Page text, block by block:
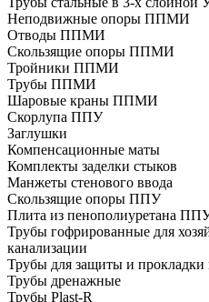
Неподвижные опоры ППМИ
Отводы ППМИ
Скользящие опоры ППМИ
Тройники ППМИ
Трубы ППМИ
Шаровые краны ППМИ
Скорлупа ППУ
Заглушки
Компенсационные маты
Комплекты заделки стыков
Манжеты стенового ввода
Скользящие опоры ППУ
Плита из пенополиуретана
Трубы гофрированные для
канализации
Трубы для защиты и прокладки
Трубы дренажные
Трубы Plast-R